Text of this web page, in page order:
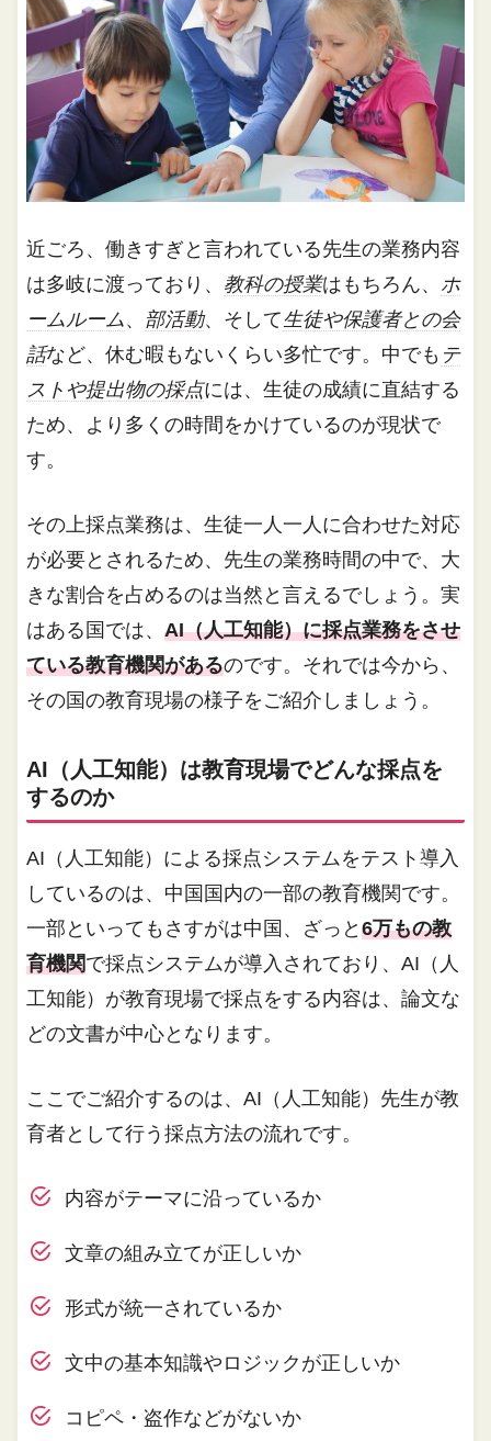
近ごろ、働きすぎと言われている先生の業務内容
は多岐に渡っており、 教科の授業はもちろん、 ホ
ームルーム、 部活動、そして生徒や保護者との会
話など、休む暇もないくらい多忙です。中でも テ
ストや提出物の採点には、生徒の成績に直結する
ため、より多くの時間をかけているのが現状で
す。
その上採点業務は、生徒一人一人に合わせた対応
が必要とされるため、先生の業務時間の中で、大
きな割合を占めるのは当然と言えるでしょう。実
はある国では、AI（人工知能）に採点業務をさせ
ている教育機関があるのです。それでは今から、
その国の教育現場の様子をご紹介しましょう。
AI（人工知能）は教育現場でどんな採点を
するのか
AI（人工知能）による採点システムをテスト導入
しているのは、中国国内の一部の教育機関です。
一部といってもさすがは中国、ざっと6万もの教
育機関で採点システムが導入されており、AI（人
工知能）が教育現場で採点をする内容は、論文な
どの文書が中心となります。
ここでご紹介するのは、AI（人工知能）先生が教
育者として行う採点方法の流れです。
内容がテーマに沿っているか
文章の組み立てが正しいか
形式が統一されているか
文中の基本知識やロジックが正しいか
コピペ・盗作などがないか